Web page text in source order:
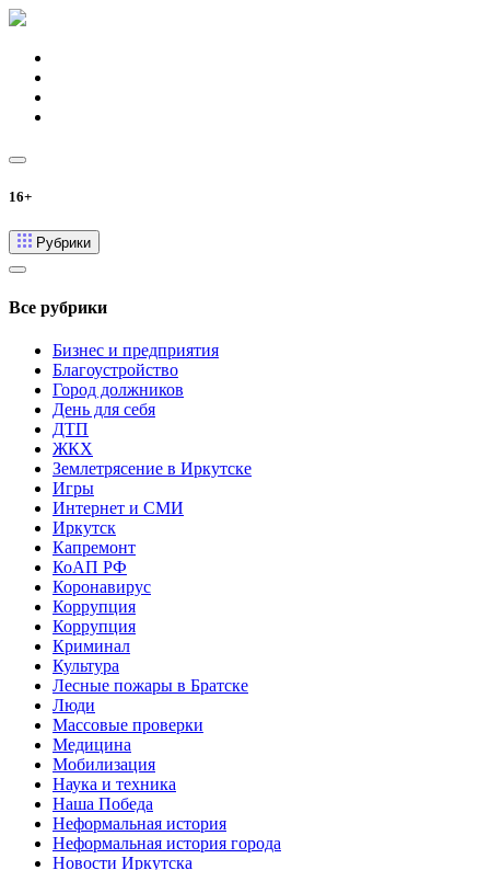
16+
Рубрики
Все рубрики
Бизнес и предприятия
Благоустройство
Город должников
День для себя
ДТП
ЖКХ
Землетрясение в Иркутске
Игры
Интернет и СМИ
Иркутск
Капремонт
КоАП РФ
Коронавирус
Коррупция
Коррупция
Криминал
Культура
Лесные пожары в Братске
Люди
Массовые проверки
Медицина
Мобилизация
Наука и техника
Наша Победа
Неформальная история
Неформальная история города
Новости Иркутска